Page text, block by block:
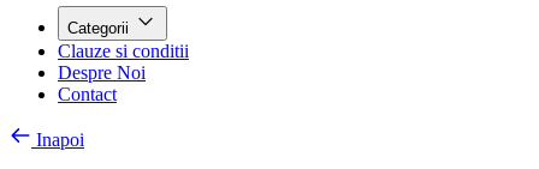
Categorii
Clauze si conditii
Despre Noi
Contact
Inapoi